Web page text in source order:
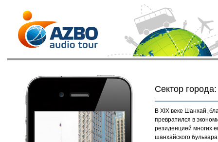
Сектор
В XIX веке Шанхай,
превратился в
резиденцией многих
шанхайского